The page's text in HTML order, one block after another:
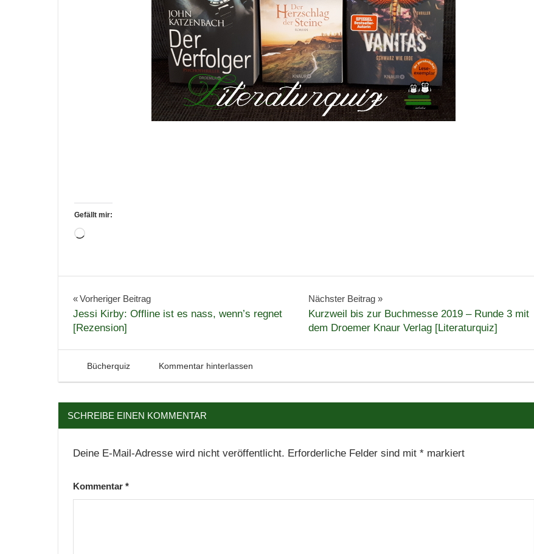
Gefällt mir:
Wird
Bücher
Gewinnspiel
Literaturquiz
Quiz
Verlosung
Beitragsnavigation
Vorheriger Beitrag
Jessi Kirby: Offline ist es nass, wenn’s regnet
[Rezension]
Nächster Beitrag
Kurzweil bis zur Buchmesse 2019 – Runde 3 mit
dem Droemer Knaur Verlag [Literaturquiz]
20. Januar 2019
Tintenhain
Bücherquiz Kommentar hinterlassen
SCHREIBE EINEN KOMMENTAR
Deine E-Mail-Adresse wird nicht veröffentlicht. Erforderliche Felder sind mit * markiert
Kommentar *